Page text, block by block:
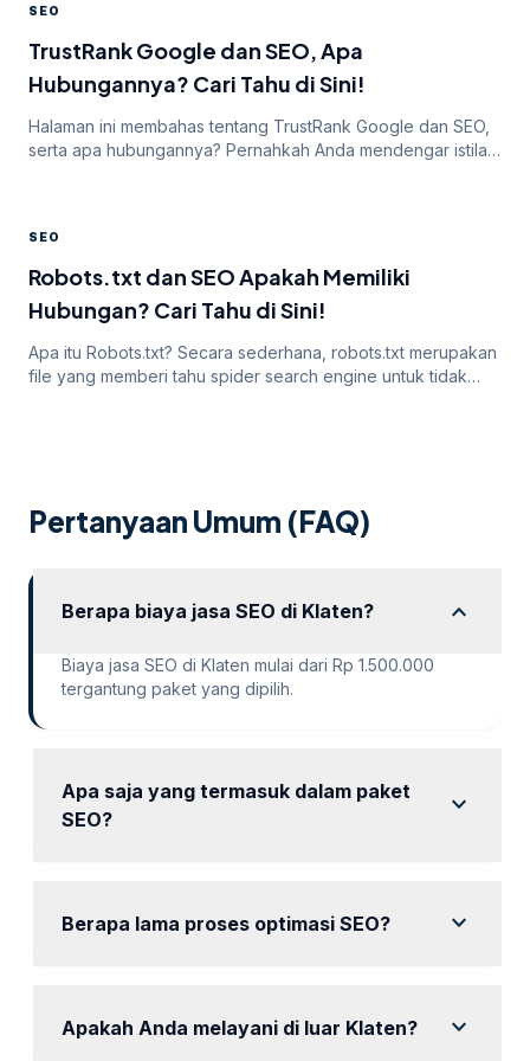
pencari seperti Google. Artikel SEO berkualitas dan relevan
menjadi salah satu kunci […]
SEO
TrustRank Google dan SEO, Apa
Hubungannya? Cari Tahu di Sini!
Halaman ini membahas tentang TrustRank Google dan SEO,
serta apa hubungannya? Pernahkah Anda mendengar istilah
yang satu ini, mari kita cari tahu tentang topik yang satu ini
hingga tuntas. Ketahui dari pengertiannya […]
SEO
Robots.txt dan SEO Apakah Memiliki
Hubungan? Cari Tahu di Sini!
Apa itu Robots.txt? Secara sederhana, robots.txt merupakan
file yang memberi tahu spider search engine untuk tidak
Sebagian […]
Pertanyaan Umum (FAQ)
Berapa biaya jasa SEO di Klaten? expand_more
Biaya jasa SEO di Klaten mulai dari Rp 1.500.000
tergantung paket yang dipilih.
Apa saja yang termasuk dalam paket
SEO?
expand_more
Berapa lama proses optimasi SEO? expand_more
Apakah Anda melayani di luar Klaten? expand_more